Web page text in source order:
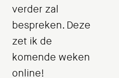
verder zal
bespreken. Deze
zet ik de
komende weken
online!